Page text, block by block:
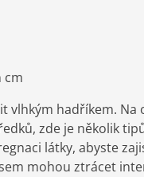
cm
vlhkým hadříkem.
zde je několik
látky, abyste
mohou ztrácet